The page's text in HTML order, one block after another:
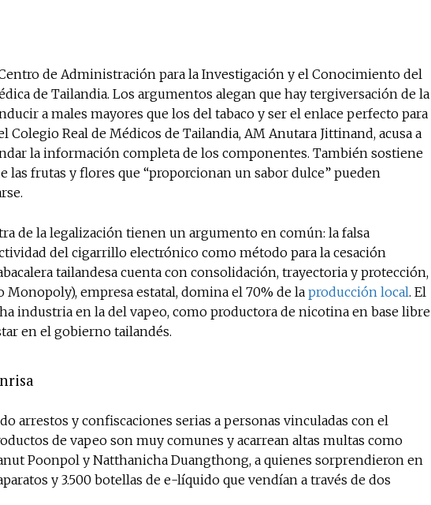
de Administración para la Investigación y el Conocimiento del
de Tailandia. Los argumentos alegan que hay tergiversación de la
a males mayores que los del tabaco y ser el enlace perfecto para
Colegio Real de Médicos de Tailandia, AM Anutara Jittinand, acusa a
la información completa de los componentes. También sostiene
las frutas y flores que “proporcionan un sabor dulce” pueden
de la legalización tienen un argumento en común: la falsa
del cigarrillo electrónico como método para la cesación
tailandesa cuenta con consolidación, trayectoria y protección,
empresa estatal, domina el 70% de la producción local. El
industria en la del vapeo, como productora de nicotina en base libre
en el gobierno tailandés.
arrestos y confiscaciones serias a personas vinculadas con el
de vapeo son muy comunes y acarrean altas multas como
Poonpol y Natthanicha Duangthong, a quienes sorprendieron en
y 3.500 botellas de e-líquido que vendían a través de dos